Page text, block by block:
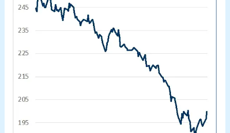
Weizenpreisen
gemischter
Signale
Markt